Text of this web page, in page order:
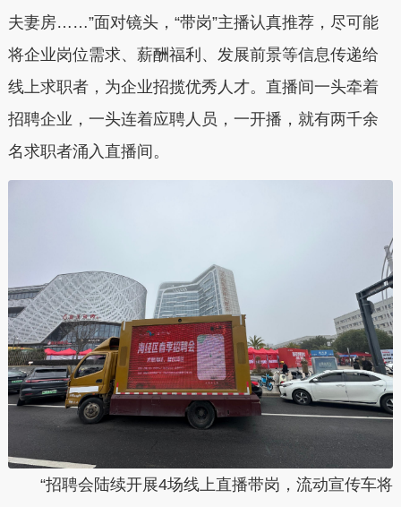
夫妻房……”面对镜头，“带岗”主播认真推荐，尽可能
将企业岗位需求、薪酬福利、发展前景等信息传递给
线上求职者，为企业招揽优秀人才。直播间一头牵着
招聘企业，一头连着应聘人员，一开播，就有两千余
名求职者涌入直播间。
“招聘会陆续开展4场线上直播带岗，流动宣传车将